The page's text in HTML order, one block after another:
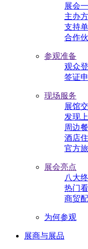
展会
主办方
支持
合作
参观准备
观众
签证
现场服务
展馆
发现
周边
酒店
官方
展会亮点
八大
热门
商贸
为何参观
展商与展品